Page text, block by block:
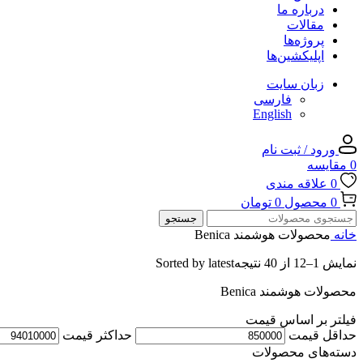
درباره ما
مقالات
پروژه‌ها
اپلیکشین‌ها
زبان سایت
فارسی
English
ورود / ثبت نام
0 مقایسه
0 علاقه مندی
0 محصول 0 تومان
جستجو
خانه محصولات هوشمند Benica
نمایش 1–12 از 40 نتیجه Sorted by latest
محصولات هوشمند Benica
فیلتر بر اساس قیمت
حداقل قیمت
حداكثر قيمت
دسته‌های محصولات